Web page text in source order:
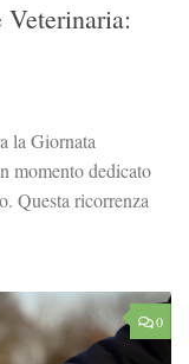
Veterinaria:
la Giornata
momento dedicato
Questa ricorrenza
0